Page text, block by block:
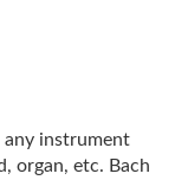
any instrument
organ, etc. Bach